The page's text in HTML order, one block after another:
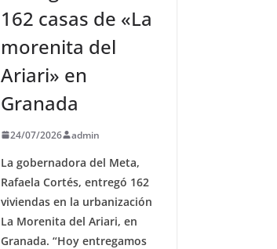
162 casas de «La
morenita del
Ariari» en
Granada
24/07/2026 admin
La gobernadora del Meta,
Rafaela Cortés, entregó 162
viviendas en la urbanización
La Morenita del Ariari, en
Granada. “Hoy entregamos